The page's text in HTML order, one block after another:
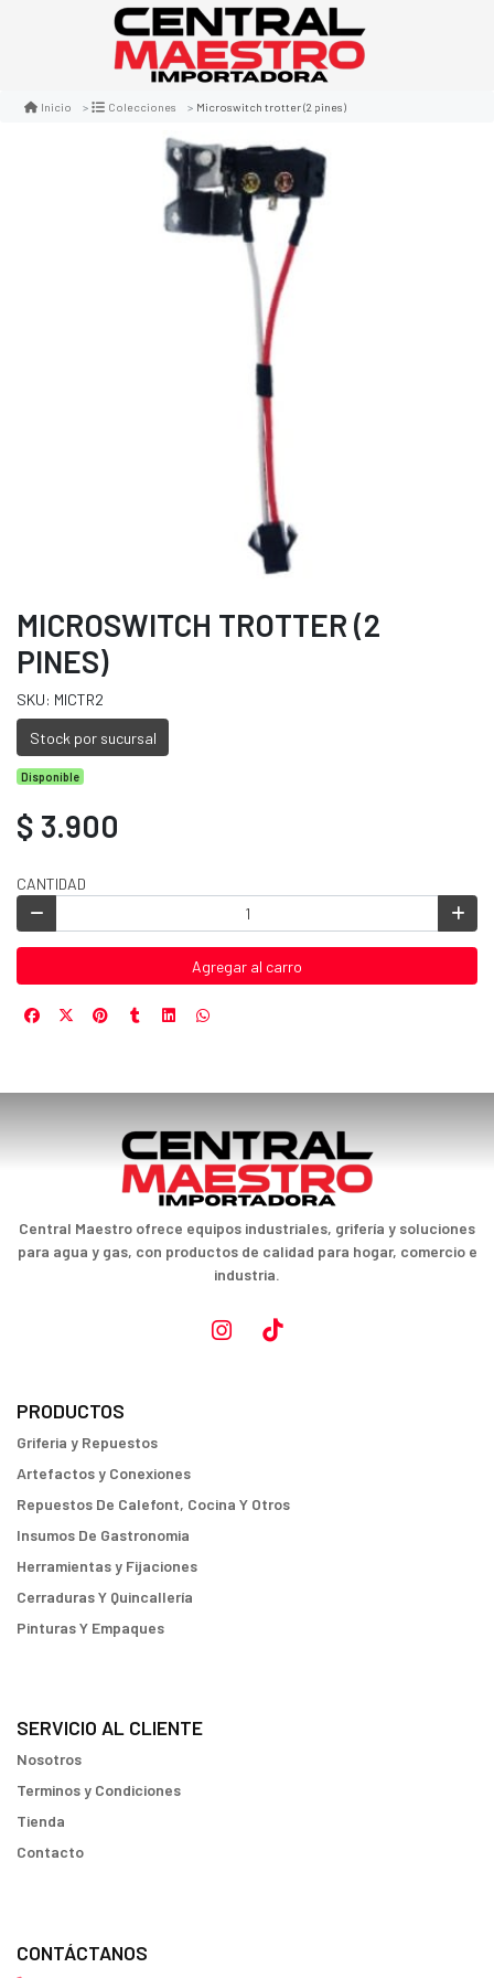
Inicio Colecciones Microswitch trotter (2 pines)
MICROSWITCH TROTTER (2
PINES)
SKU: MICTR2
Stock por sucursal
Disponible
$ 3.900
CANTIDAD
Agregar al carro
Central Maestro ofrece equipos industriales, grifería y soluciones
para agua y gas, con productos de calidad para hogar, comercio e
industria.
PRODUCTOS
Griferia y Repuestos
Artefactos y Conexiones
Repuestos De Calefont, Cocina Y Otros
Insumos De Gastronomia
Herramientas y Fijaciones
Cerraduras Y Quincallería
Pinturas Y Empaques
SERVICIO AL CLIENTE
Nosotros
Terminos y Condiciones
Tienda
Contacto
CONTÁCTANOS